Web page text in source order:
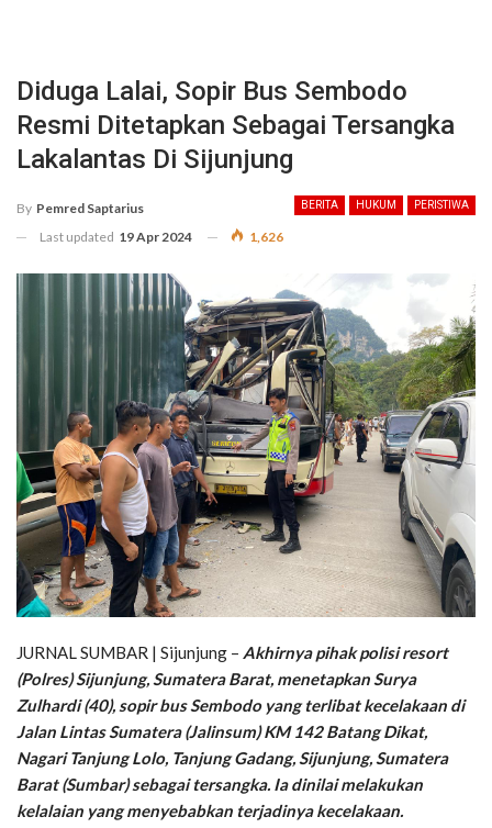
Diduga Lalai, Sopir Bus Sembodo
Resmi Ditetapkan Sebagai Tersangka
Lakalantas Di Sijunjung
BERITA HUKUM PERISTIWA
By Pemred Saptarius
Last updated 19 Apr 2024 1,626
JURNAL SUMBAR | Sijunjung – Akhirnya pihak polisi resort
(Polres) Sijunjung, Sumatera Barat, menetapkan Surya
Zulhardi (40), sopir bus Sembodo yang terlibat kecelakaan di
Jalan Lintas Sumatera (Jalinsum) KM 142 Batang Dikat,
Nagari Tanjung Lolo, Tanjung Gadang, Sijunjung, Sumatera
Barat (Sumbar) sebagai tersangka. Ia dinilai melakukan
kelalaian yang menyebabkan terjadinya kecelakaan.